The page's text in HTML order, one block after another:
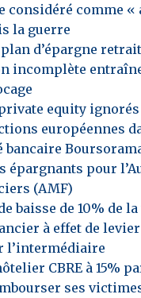
considéré comme «
la guerre
d’épargne
incomplète
equity ignorés
européennes
épargnants pour
(AMF)
baisse de 10% de
à effet de levier
l’intermédiaire
CBRE à 15%
ses